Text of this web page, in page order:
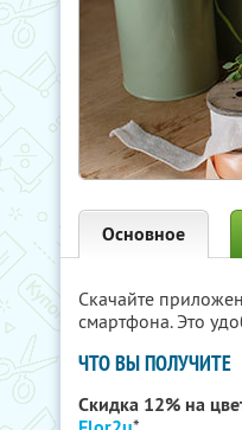
Основное
Скачайте
смартфона. Это
ЧТО ВЫ ПОЛУЧИТЕ
Скидка 12% на